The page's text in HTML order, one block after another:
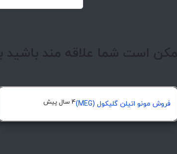
ممکن است شما علاقه مند باشید به
فروش مونو اتیلن گلیکول (MEG) 4 سال پیش